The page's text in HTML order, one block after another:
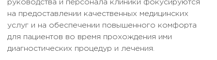
руководства и персонала клиники фокусируются
на предоставлении качественных медицинских
услуг и на обеспечении повышенного комфорта
для пациентов во время прохождения ими
диагностических процедур и лечения.